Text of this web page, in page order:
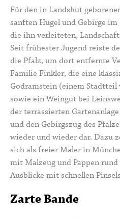
Für den in Landshut
sanften Hügel und Gebirge im
die ihn verleiteten,
Seit frühester Jugend reiste
die Pfalz, um dort entfernte
Familie Finkler, die eine
Godramstein (einem Stadtteil
sowie ein Weingut bei
der terrassierten
und den Gebirgszug des
wieder und wieder dar. Dazu
sich als freier Maler in
mit Malzeug und Pappen
Ausblicke mit schnellen
Zarte Bande